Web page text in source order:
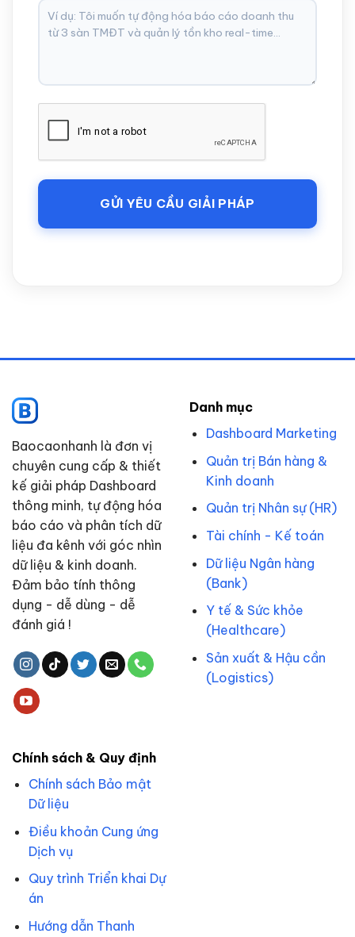
Baocaonhanh là đơn vị
chuyên cung cấp & thiết
kế giải pháp Dashboard
thông minh, tự động hóa
báo cáo và phân tích dữ
liệu đa kênh với góc nhìn
dữ liệu & kinh doanh.
Đảm bảo tính thông
dụng - dễ dùng - dễ
đánh giá !
Danh mục
Dashboard Marketing
Quản trị Bán hàng &
Kinh doanh
Quản trị Nhân sự (HR)
Tài chính - Kế toán
Dữ liệu Ngân hàng
(Bank)
Y tế & Sức khỏe
(Healthcare)
Sản xuất & Hậu cần
(Logistics)
Chính sách & Quy định
Chính sách Bảo mật
Dữ liệu
Điều khoản Cung ứng
Dịch vụ
Quy trình Triển khai Dự
án
Hướng dẫn Thanh